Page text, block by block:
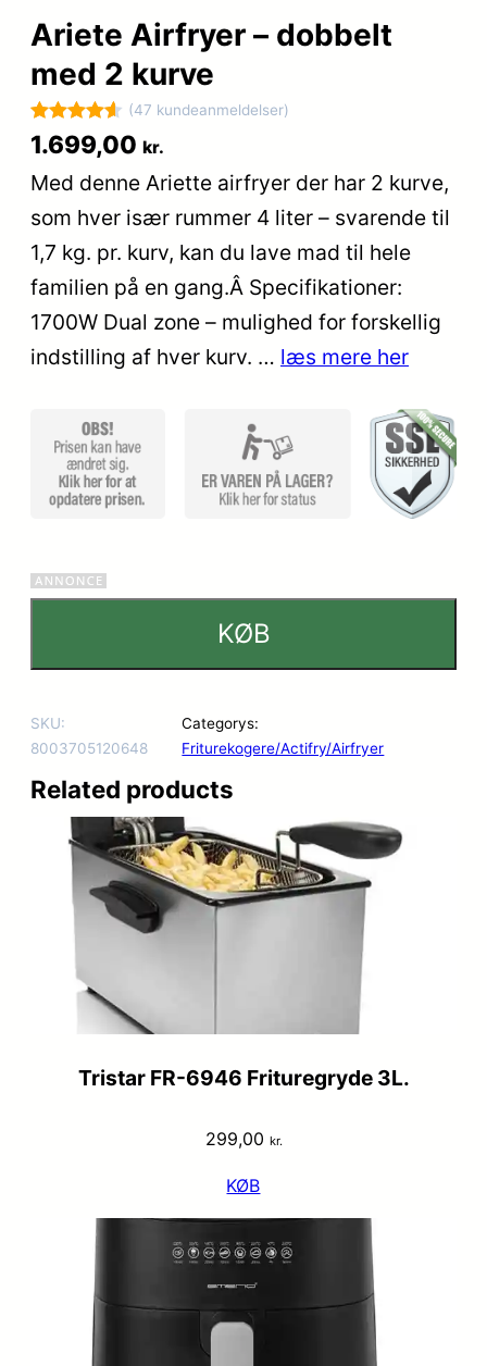
Ariete Airfryer – dobbelt
med 2 kurve
Bedømt
4.6
ud af 5
baseret på
47
kundebedø
mmelser
(47 kundeanmeldelser)
1.699,00 kr.
Med denne Ariette airfryer der har 2 kurve,
som hver især rummer 4 liter – svarende til
1,7 kg. pr. kurv, kan du lave mad til hele
familien på en gang.Â Specifikationer:
1700W Dual zone – mulighed for forskellig
indstilling af hver kurv. … læs mere her
KØB
SKU:
8003705120648
Categorys:
Friturekogere/Actifry/Airfryer
Related products
Tristar FR-6946 Frituregryde 3L.
299,00 kr.
KØB